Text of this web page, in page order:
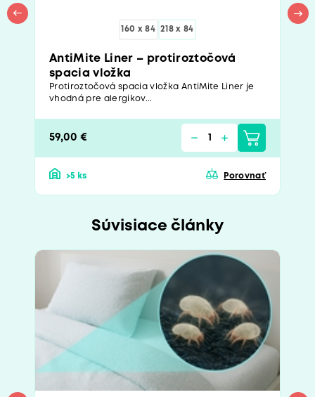
160 x 84 218 x 84
AntiMite Liner – protiroztočová
spacia vložka
Protiroztočová spacia vložka AntiMite Liner je
vhodná pre alergikov...
59,00 €
>5 ks Porovnať
Súvisiace články